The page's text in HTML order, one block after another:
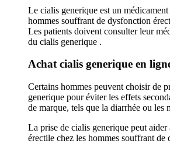
Le cialis generique est un
hommes souffrant de dysfonction
Les patients doivent consulter leur
du cialis generique .
Achat cialis generique en
Certains hommes peuvent choisir de
generique pour éviter les effets
de marque, tels que la diarrhée ou les
La prise de cialis generique peut
érectile chez les hommes souffrant de